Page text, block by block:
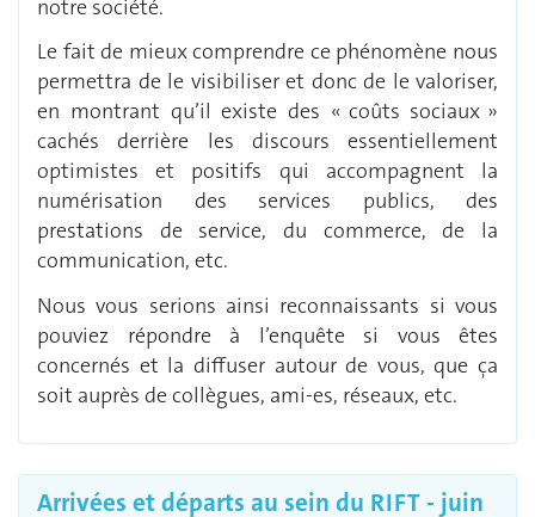
notre société.
Le fait de mieux comprendre ce phénomène nous
permettra de le visibiliser et donc de le valoriser,
en montrant qu’il existe des « coûts sociaux »
cachés derrière les discours essentiellement
optimistes et positifs qui accompagnent la
numérisation des services publics, des
prestations de service, du commerce, de la
communication, etc.
Nous vous serions ainsi reconnaissants si vous
pouviez répondre à l’enquête si vous êtes
concernés et la diffuser autour de vous, que ça
soit auprès de collègues, ami-es, réseaux, etc.
Arrivées et départs au sein du RIFT - juin